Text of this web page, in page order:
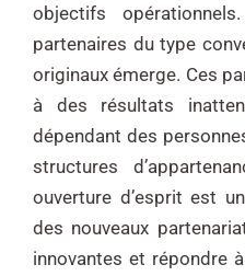
objectifs
partenaires du type
originaux émerge. Ces
à des résultats
dépendant des
structures
ouverture d’esprit est
des nouveaux
innovantes et répondre